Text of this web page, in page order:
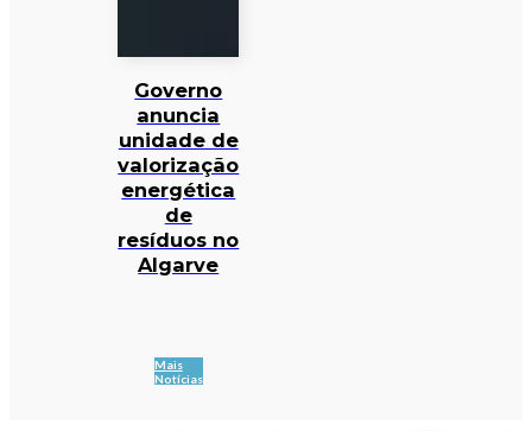
Governo
anuncia
unidade de
valorização
energética
de
resíduos no
Algarve
Mais
Notícias